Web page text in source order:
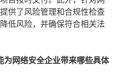
供了风险管理和合规性检查
低风险，并确保符合相关法
网络安全企业带来哪些具体